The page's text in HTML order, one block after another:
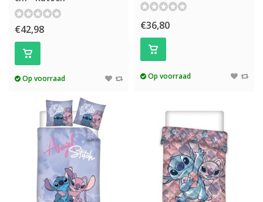
€42,98
Op voorraad
€36,80
Op voorraad